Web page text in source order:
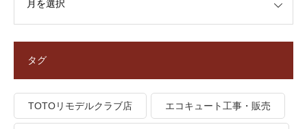
タグ
TOTOリモデルクラブ店 エコキュート工事・販売